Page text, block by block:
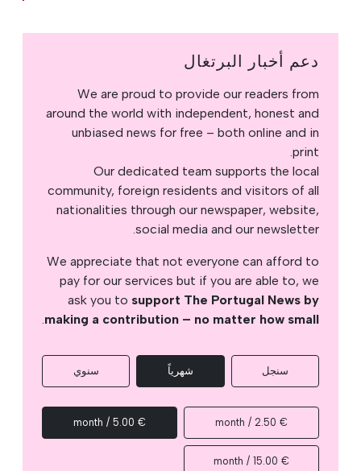
دعم أخبار البرتغال
We are proud to provide our readers from
around the world with independent, honest and
unbiased news for free – both online and in
print.
Our dedicated team supports the local
community, foreign residents and visitors of all
nationalities through our newspaper, website,
social media and our newsletter.
We appreciate that not everyone can afford to
pay for our services but if you are able to, we
ask you to support The Portugal News by
making a contribution – no matter how small
.
سنجل شهرياً سنوي
€ 2.50 / month
€ 5.00 / month
€ 15.00 / month